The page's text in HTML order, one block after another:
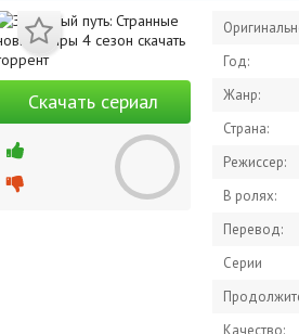
Скачать сериал
Год:
Жанр:
Страна:
Режиссер:
В ролях:
Перевод:
Серии
Качество: